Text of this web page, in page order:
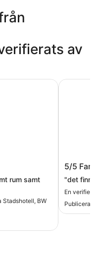
av
Signature
rum samt
Stadshotell, BW
Collection
5/5
"det
En
Scandic